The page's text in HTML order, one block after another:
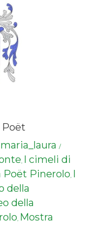
Poët
maria_laura /
,
I cimeli di
Poët Pinerolo,
della
della
, Mostra